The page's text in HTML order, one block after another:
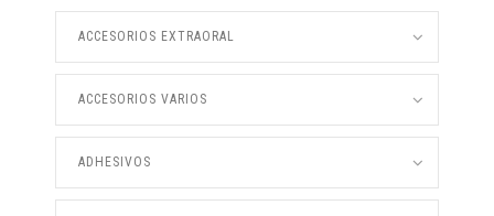
ACCESORIOS EXTRAORAL
ACCESORIOS VARIOS
ADHESIVOS